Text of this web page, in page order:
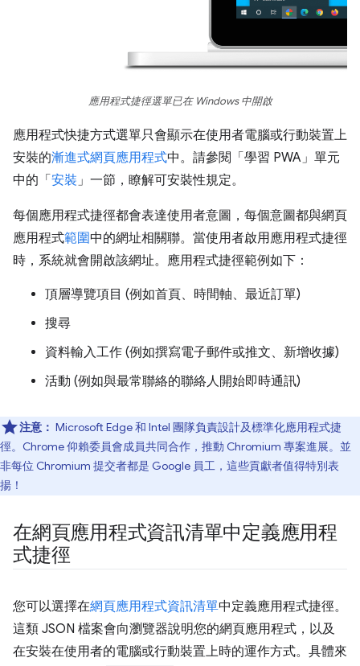
應用程式捷徑選單已在 Windows 中開啟
應用程式快捷方式選單只會顯示在使用者電腦或行動裝置上
安裝的漸進式網頁應用程式中。請參閱「學習 PWA」單元
中的「安裝 」一節，瞭解可安裝性規定。
每個應用程式捷徑都會表達使用者意圖，每個意圖都與網頁
應用程式範圍中的網址相關聯。當使用者啟用應用程式捷徑
時，系統就會開啟該網址。應用程式捷徑範例如下：
頂層導覽項目 (例如首頁、時間軸、最近訂單)
搜尋
資料輸入工作 (例如撰寫電子郵件或推文、新增收據)
活動 (例如與最常聯絡的聯絡人開始即時通訊)
注意： Microsoft Edge 和 Intel 團隊負責設計及標準化應用程式捷
徑。Chrome 仰賴委員會成員共同合作，推動 Chromium 專案進展。並
非每位 Chromium 提交者都是 Google 員工，這些貢獻者值得特別表
揚！
在網頁應用程式資訊清單中定義應用程
式捷徑
您可以選擇在網頁應用程式資訊清單中定義應用程式捷徑。
這類 JSON 檔案會向瀏覽器說明您的網頁應用程式，以及
在安裝在使用者的電腦或行動裝置上時的運作方式。具體來